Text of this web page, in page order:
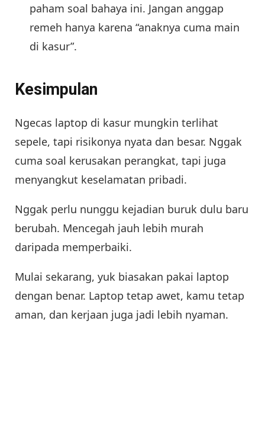
paham soal bahaya ini. Jangan anggap
remeh hanya karena “anaknya cuma main
di kasur”.
Kesimpulan
Ngecas laptop di kasur mungkin terlihat
sepele, tapi risikonya nyata dan besar. Nggak
cuma soal kerusakan perangkat, tapi juga
menyangkut keselamatan pribadi.
Nggak perlu nunggu kejadian buruk dulu baru
berubah. Mencegah jauh lebih murah
daripada memperbaiki.
Mulai sekarang, yuk biasakan pakai laptop
dengan benar. Laptop tetap awet, kamu tetap
aman, dan kerjaan juga jadi lebih nyaman.